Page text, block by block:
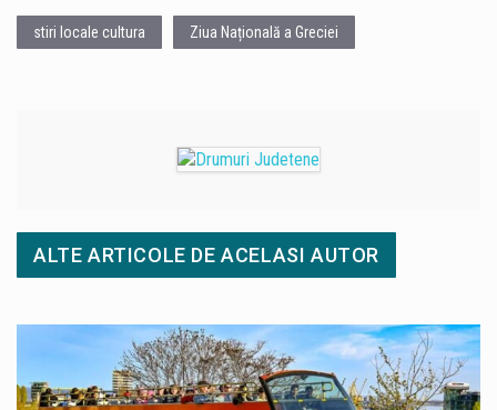
stiri locale cultura Ziua Națională a Greciei
ALTE ARTICOLE DE ACELASI AUTOR